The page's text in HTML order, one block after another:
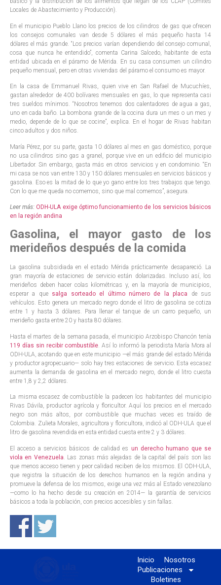
Locales de Abastecimiento y Producción).
En el municipio Pueblo Llano los precios de los cilindros de gas que ofrecen
los consejos comunales van desde 5 dólares el más pequeño hasta 14
dólares el más grande. “Los precios varían dependiendo del consejo comunal,
cosa que nunca he entendido”, comenta Carina Salcedo, habitante de esta
entidad ubicada en el páramo de Mérida. En su casa consumen un cilindro
pequeño mensual, pero en otras viviendas del páramo el consumo es mayor.
En la casa de Emmanuel Rivas, quien vive en San Rafael de Mucuchíes,
gastan alrededor de 400 bolívares mensuales en gas, lo que representa casi
tres sueldos mínimos. “Nosotros tenemos dos calentadores de agua a gas,
uno en cada baño. La bombona grande de la cocina dura un mes o un mes y
medio, depende de lo que se cocine”, explica. En el hogar de Rivas habitan
cinco adultos y dos niños.
María Pérez, por su parte, gasta 10 dólares al mes en gas doméstico, porque
no usa cilindros sino gas a granel, porque vive en un edificio del municipio
Libertador. Sin embargo, gasta más en otros servicios y en condominio. “En
mi casa se nos van entre 130 y 150 dólares mensuales en servicios básicos y
gasolina. Eso es la mitad de lo que yo gano entre los tres trabajos que tengo.
Con lo que me queda no comemos, sino que mal comemos”, asegura.
Leer más: ODH-ULA exige óptimo funcionamiento de los servicios básicos
en la región andina
Gasolina, el mayor gasto de los
merideños después de la comida
La gasolina subsidiada en el estado Mérida prácticamente desapareció. La
gran mayoría de estaciones de servicio están dolarizadas. Incluso así, los
merideños deben hacer colas kilométricas y, en la mayoría de municipios,
esperar a que salga sorteado el último número de la placa de sus
vehículos. Esto genera un mercado negro donde el litro de gasolina se cotiza
entre 1 y hasta 3 dólares. Para llenar el tanque de un carro pequeño, un
merideño gasta entre 20 y hasta 80 dólares.
Hasta el martes de la semana pasada, el municipio Arzobispo Chancón tenía
119 días sin recibir combustible . Así lo informó la periodista María Mora al
ODH-ULA, acotando que en este municipio —el más grande del estado Mérida
y productor agropecuario— solo hay tres estaciones de servicio. Esta escasez
aumenta la demanda de gasolina en el mercado negro, donde el litro cuesta
entre 1,8 y 2,2 dólares.
La misma escasez de combustible la padecen los habitantes del municipio
Rivas Dávila, productor agrícola y floricultor. Aquí los precios en el mercado
negro son más altos, por combustible que muchas veces es traído de
Colombia. Zulieta Morales, agricultora y floricultora, indicó al ODH-ULA que el
litro de gasolina revendida en esta entidad cuesta entre 2 y 3 dólares.
El acceso a servicios básicos de calidad es un derecho humano que se
viola en Venezuela . Las zonas más alejadas de la capital del país son las
que menos acceso tienen y peor calidad reciben de los mismos. El ODH-ULA,
que registra la situación de los derechos humanos en la región andina y
promueve la defensa de los mismos, exige una vez más al Estado venezolano
—como lo ha hecho desde su creación en 2014— la garantía de servicios
básicos a toda la población, con precios accesibles y sin fallas.
Inicio
Nosotros
Publicaciones
Boletines